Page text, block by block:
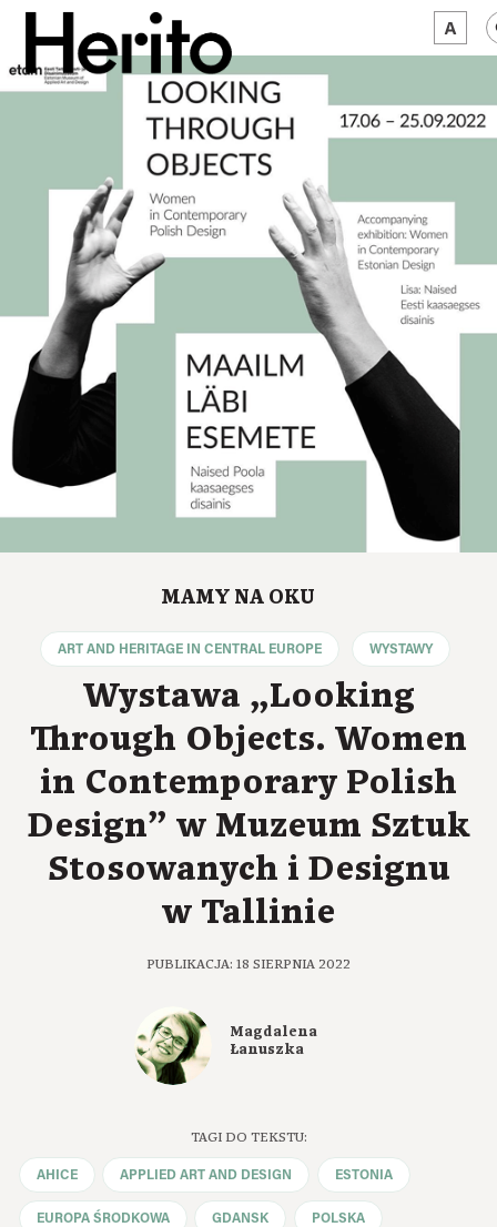
MAGAZYN
MAMY NA OKU
O NAS
JĘZYK: PL
MAMY NA OKU
ART AND HERITAGE IN CENTRAL EUROPE WYSTAWY
Wystawa „Looking
Through Objects. Women
in Contemporary Polish
Design” w Muzeum Sztuk
Stosowanych i Designu
w Tallinie
PUBLIKACJA: 18 SIERPNIA 2022
Magdalena
Łanuszka
TAGI DO TEKSTU:
AHICE APPLIED ART AND DESIGN ESTONIA
EUROPA ŚRODKOWA GDANSK POLSKA